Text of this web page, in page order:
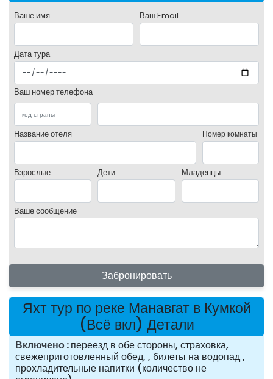
Ваше имя Ваш Email
Дата тура
Ваш номер телефона
Название отеля Номер комнаты
Взрослые Дети Младенцы
Ваше сообщение
Забронировать
Яхт тур по реке Манавгат в Кумкой
(Всё вкл) Детали
Включено переезд в обе стороны, страховка,
свежеприготовленный обед, , билеты на водопад ,
прохладительные напитки (количество не